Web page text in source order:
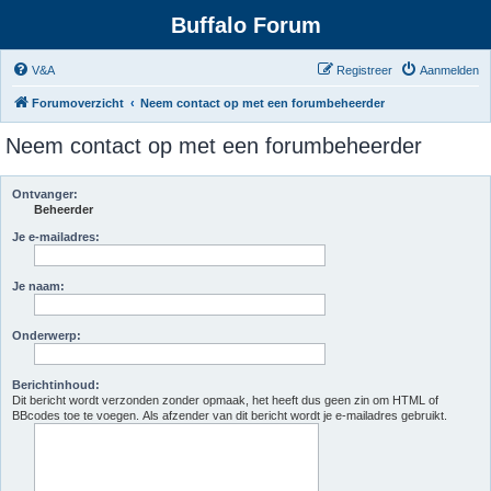
Buffalo Forum
V&A Aanmelden
Registreer
Forumoverzicht Neem contact op met een forumbeheerder
Neem contact op met een forumbeheerder
Ontvanger:
Beheerder
Je e-mailadres:
Je naam:
Onderwerp:
Berichtinhoud:
Dit bericht wordt verzonden zonder opmaak, het heeft dus geen zin om HTML of
BBcodes toe te voegen. Als afzender van dit bericht wordt je e-mailadres gebruikt.